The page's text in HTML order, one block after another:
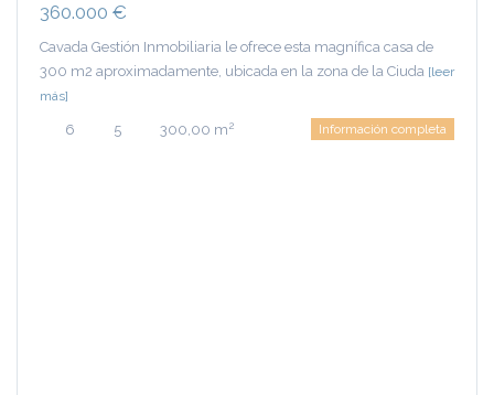
360.000 €
Cavada Gestión Inmobiliaria le ofrece esta magnífica casa de
300 m2 aproximadamente, ubicada en la zona de la Ciuda [leer
más]
6 5 300,00 m2 Información completa